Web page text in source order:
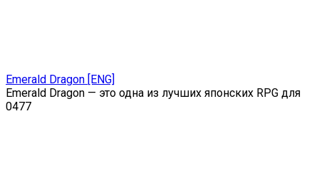
Emerald Dragon [ENG]
Emerald Dragon — это одна из лучших японских RPG для
0477